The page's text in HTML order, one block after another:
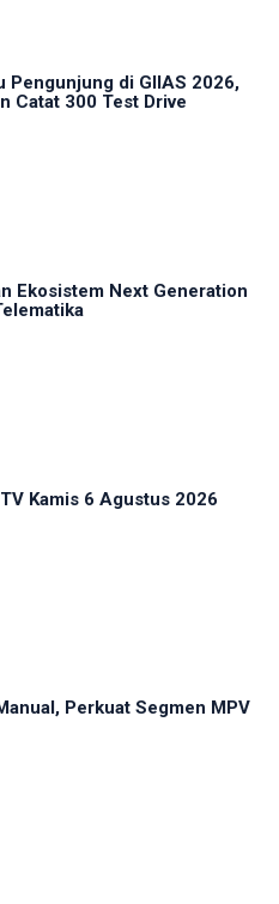
Pengunjung di GIIAS 2026,
Catat 300 Test Drive
Ekosistem Next Generation
Kamis 6 Agustus 2026
Perkuat Segmen MPV